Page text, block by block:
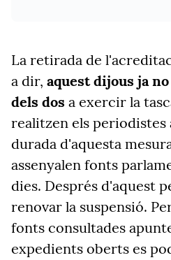
La retirada de
a dir, aquest dijous ja
dels dos a exercir la
realitzen els periodistes
durada d'aquesta
assenyalen fonts
dies. Després d'aquest
renovar la suspensió.
fonts consultades
expedients oberts es